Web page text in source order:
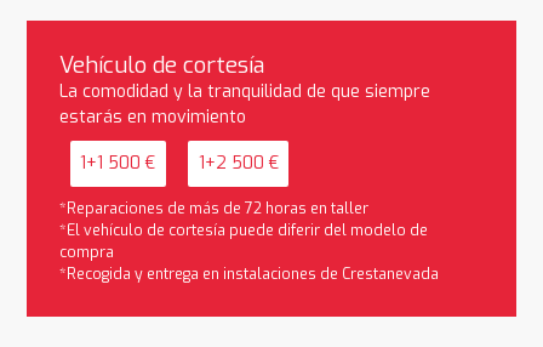
Vehículo de cortesía
La comodidad y la tranquilidad de que siempre
estarás en movimiento
1+1 500 € 1+2 500 €
*Reparaciones de más de 72 horas en taller
*El vehículo de cortesía puede diferir del modelo de
compra
*Recogida y entrega en instalaciones de Crestanevada